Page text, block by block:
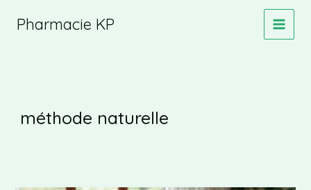
Pharmacie KP
méthode naturelle